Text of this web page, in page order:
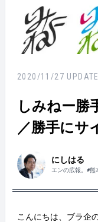
2020/11/27
しみねー勝
／勝手にサ
にしはる
エンの広報。#熊
こんにちは、ブラ企